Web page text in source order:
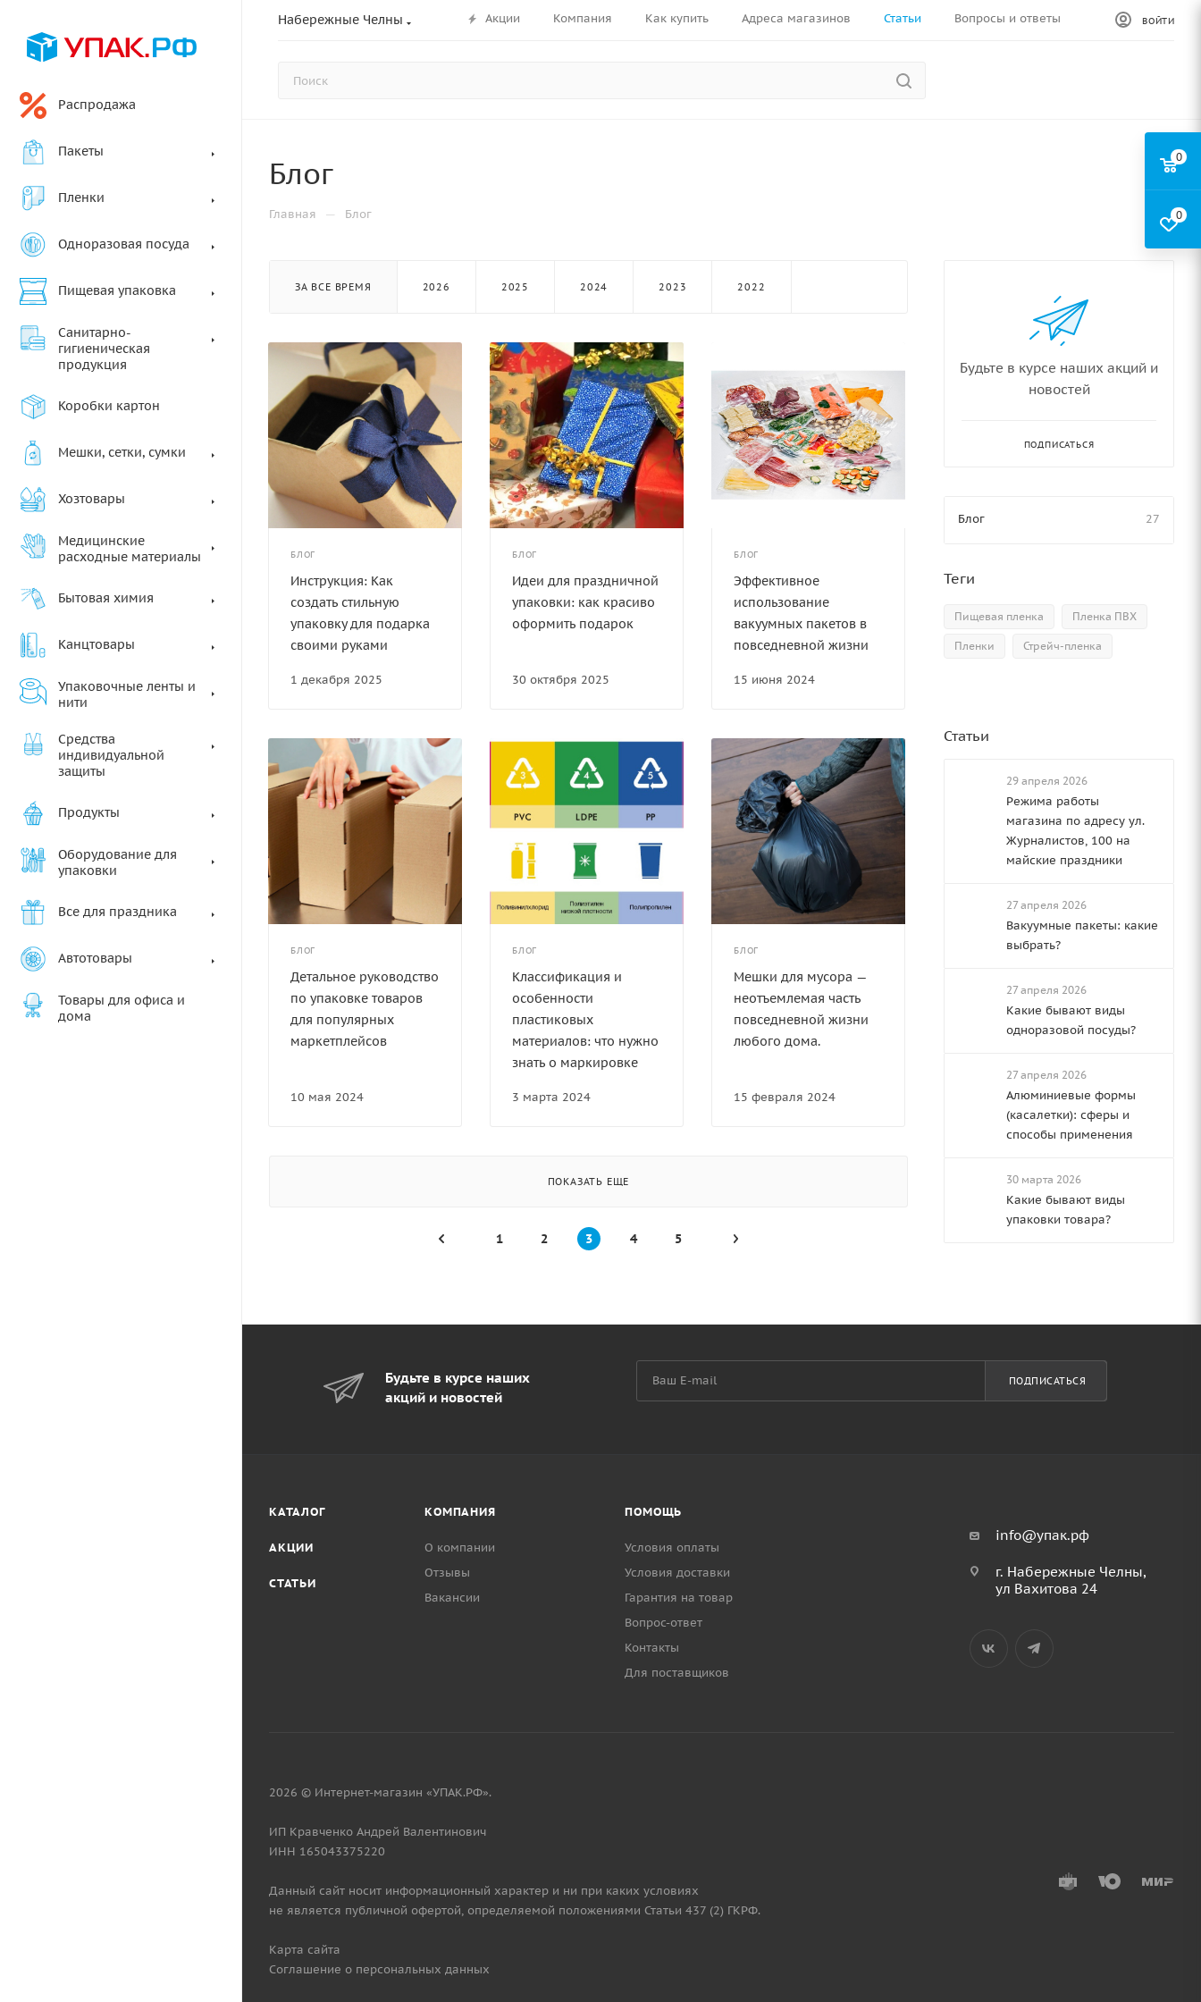
Набережные Челны Акции Компания Как купить Адреса магазинов Статьи Вопросы и ответы ВОЙТИ
Распродажа
Пакеты
Пленки
Одноразовая посуда
Пищевая упаковка
Санитарно-
гигиеническая
продукция
Коробки картон
Мешки, сетки, сумки
Хозтовары
Медицинские
расходные материалы
Бытовая химия
Канцтовары
Упаковочные ленты и
нити
Средства
индивидуальной
защиты
Продукты
Оборудование для
упаковки
Все для праздника
Автотовары
Товары для офиса и
дома
Блог
Главная — Блог
ЗА ВСЕ ВРЕМЯ 2026 2025 2024 2023 2022
БЛОГ
1 декабря 2025
Инструкция: Как
создать стильную
упаковку для подарка
своими руками
БЛОГ
30 октября 2025
Идеи для праздничной
упаковки: как красиво
оформить подарок
БЛОГ
15 июня 2024
Эффективное
использование
вакуумных пакетов в
повседневной жизни
БЛОГ
10 мая 2024
Детальное руководство
по упаковке товаров
для популярных
маркетплейсов
БЛОГ
3 марта 2024
Классификация и
особенности
пластиковых
материалов: что нужно
знать о маркировке
БЛОГ
15 февраля 2024
Мешки для мусора —
неотъемлемая часть
повседневной жизни
любого дома.
ПОКАЗАТЬ ЕЩЕ
1 2 3 4 5
Будьте в курсе наших акций и
новостей
ПОДПИСАТЬСЯ
Блог 27
Теги
Пищевая пленка Пленка ПВХ
Пленки Стрейч-пленка
Статьи
29 апреля 2026
Режима работы
магазина по адресу ул.
Журналистов, 100 на
майские праздники
27 апреля 2026
Вакуумные пакеты: какие
выбрать?
27 апреля 2026
Какие бывают виды
одноразовой посуды?
27 апреля 2026
Алюминиевые формы
(касалетки): сферы и
способы применения
30 марта 2026
Какие бывают виды
упаковки товара?
Будьте в курсе наших
акций и новостей
ПОДПИСАТЬСЯ
КАТАЛОГ
АКЦИИ
СТАТЬИ
КОМПАНИЯ
О компании
Отзывы
Вакансии
ПОМОЩЬ
Условия оплаты
Условия доставки
Гарантия на товар
Вопрос-ответ
Контакты
Для поставщиков
info@упак.рф
г. Набережные Челны,
ул Вахитова 24
2026 © Интернет-магазин «УПАК.РФ».
ИП Кравченко Андрей Валентинович
ИНН 165043375220
Данный сайт носит информационный характер и ни при каких условиях
не является публичной офертой, определяемой положениями Статьи 437 (2) ГКРФ.
Карта сайта
Соглашение о персональных данных
0
0